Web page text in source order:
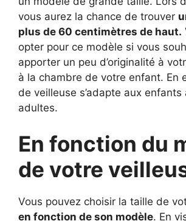
vous aurez la chance de trouver
plus de 60 centimètres de haut.
opter pour ce modèle si vous
apporter un peu d’originalité à
à la chambre de votre enfant. En
de veilleuse s’adapte aux enfants
adultes.
En fonction du
de votre
Vous pouvez choisir la taille de
en fonction de son modèle. En